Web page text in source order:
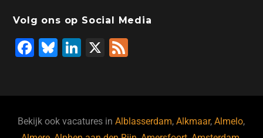
Volg ons op Social Media
F
b
Bl
ky
Li
dI
X
Bekijk ook vacatures inAlblasserdam,Alkmaar,Almelo,